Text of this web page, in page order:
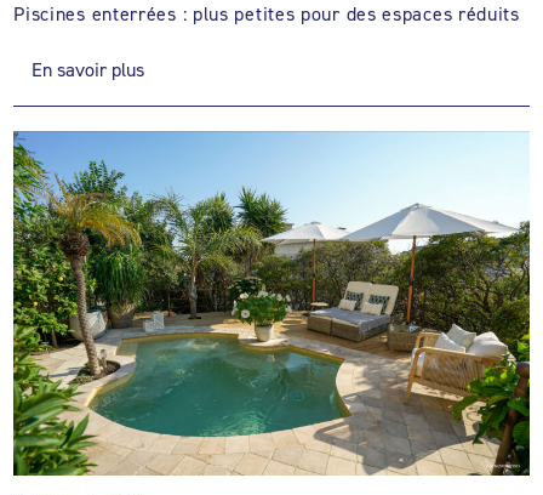
Piscines enterrées : plus petites pour des espaces réduits
En savoir plus